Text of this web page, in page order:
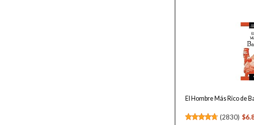
El Hombre Más Rico de
(2830)